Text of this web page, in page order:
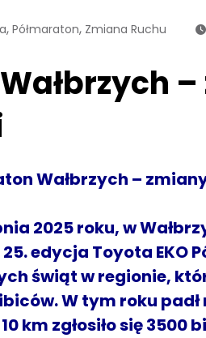
, Półmaraton, Zmiana Ruchu
Wałbrzych –
2025 roku, w
edycja Toyota EKO
świąt w regionie,
W tym roku
km zgłosiło się 3500